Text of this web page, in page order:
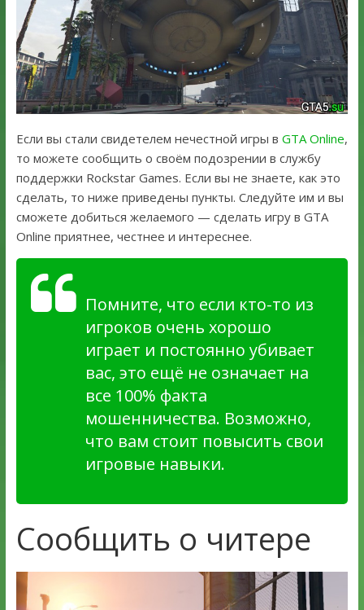
Если вы стали свидетелем нечестной игры в GTA Online,
то можете сообщить о своём подозрении в службу
поддержки Rockstar Games. Если вы не знаете, как это
сделать, то ниже приведены пункты. Следуйте им и вы
сможете добиться желаемого — сделать игру в GTA
Online приятнее, честнее и интереснее.
Помните, что если кто-то из
игроков очень хорошо
играет и постоянно убивает
вас, это ещё не означает на
все 100% факта
мошенничества. Возможно,
что вам стоит повысить свои
игровые навыки.
Сообщить о читере